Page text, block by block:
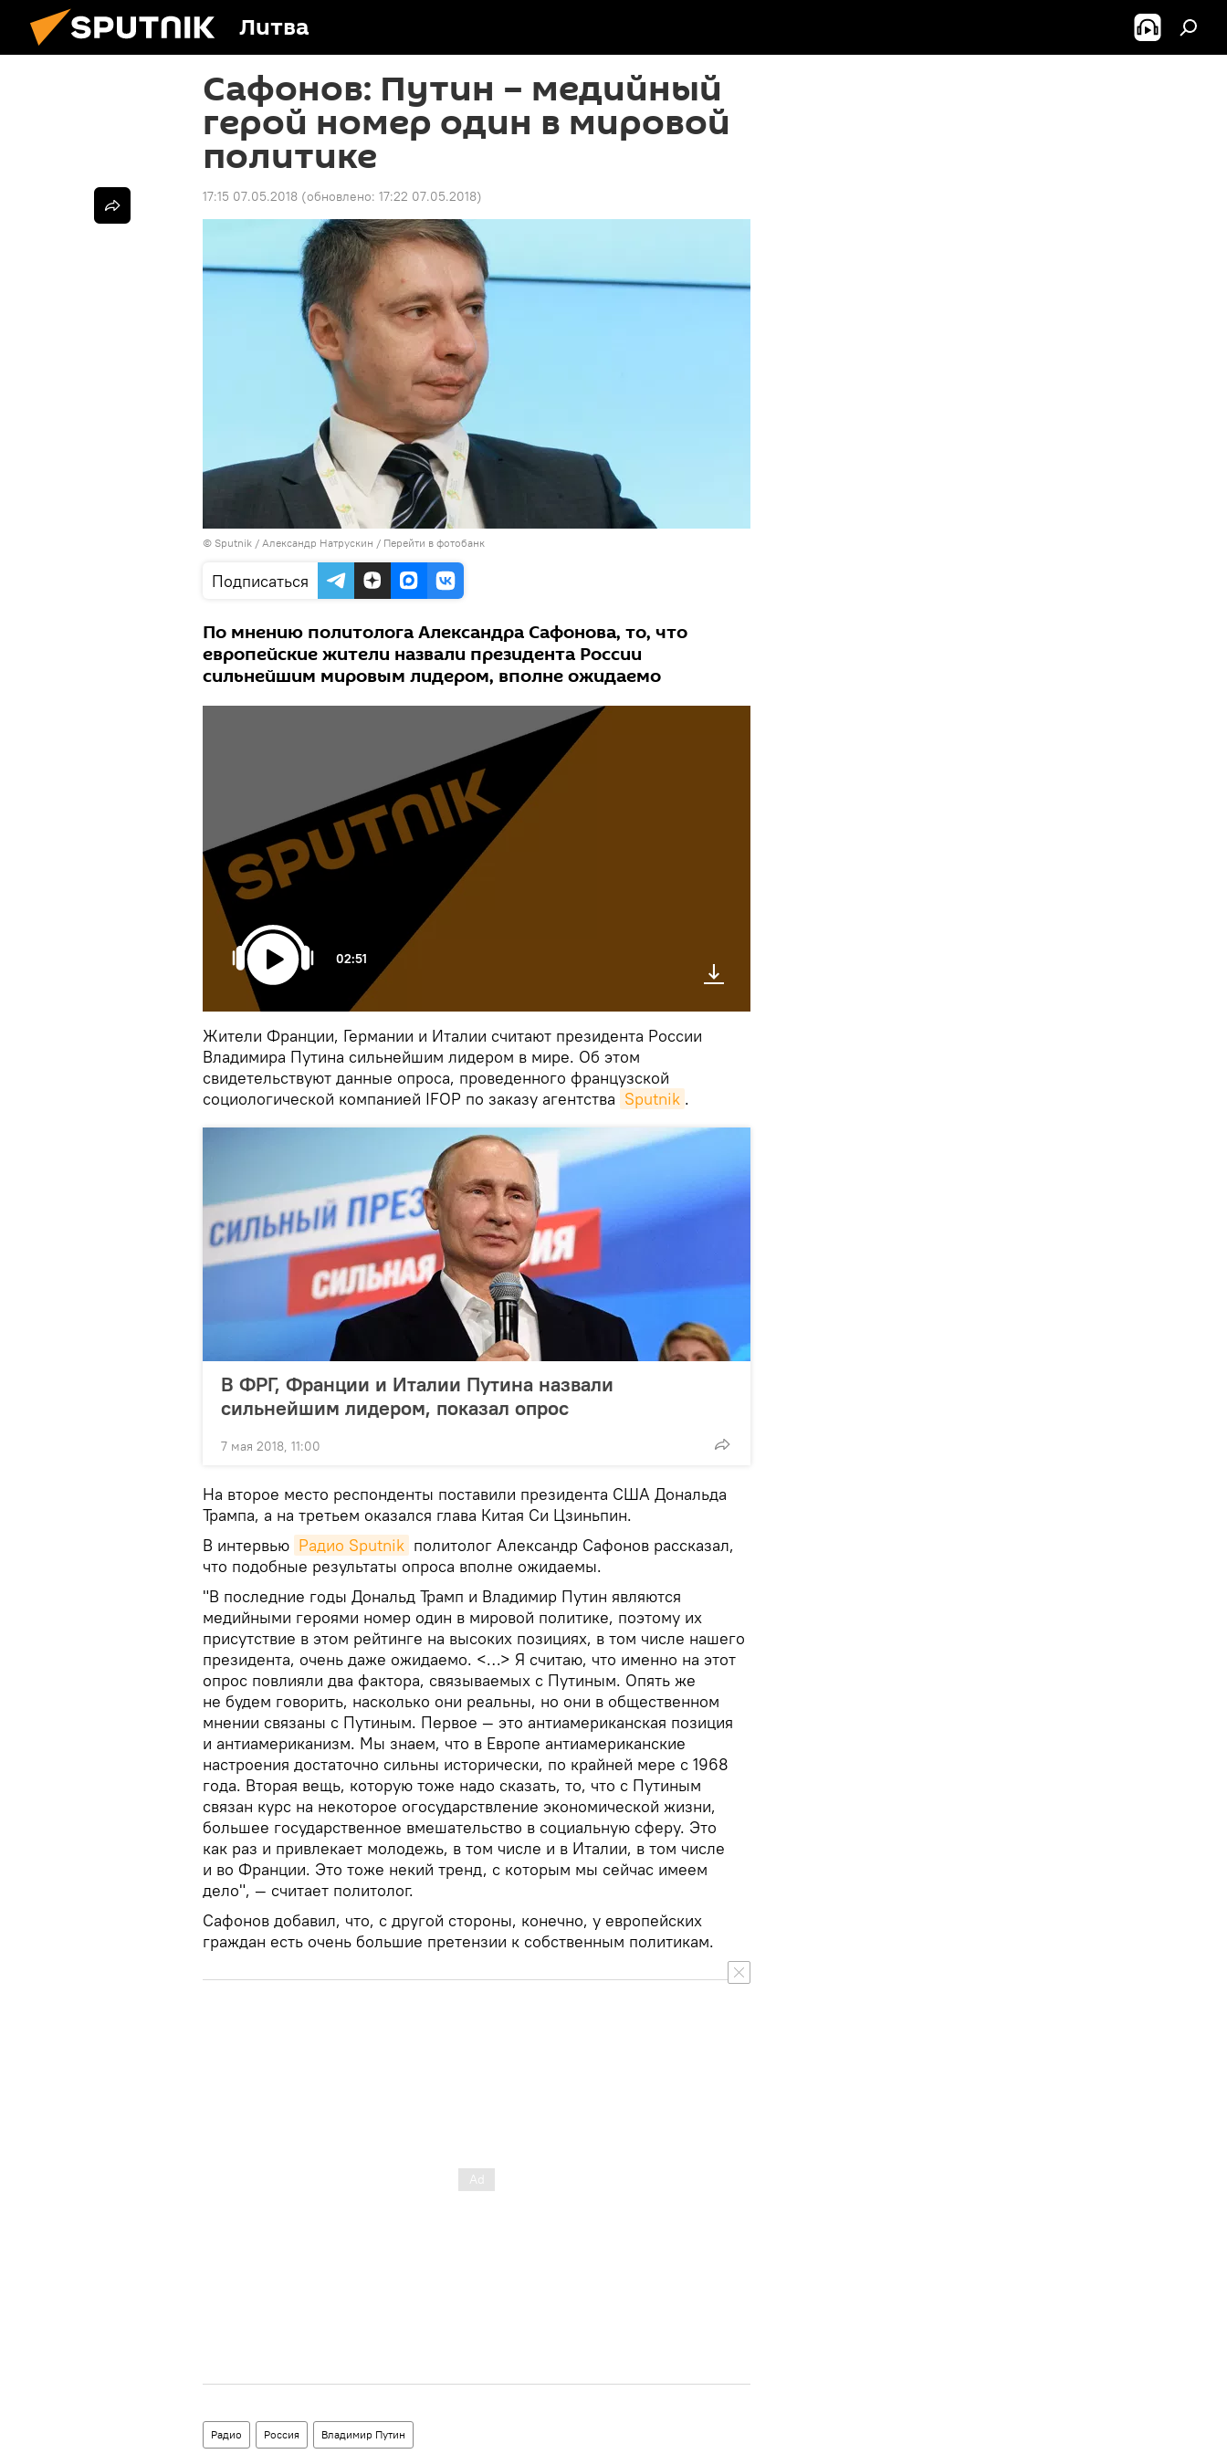
Литва
Сафонов: Путин – медийный
герой номер один в мировой
политике
17:15 07.05.2018 (обновлено: 17:22 07.05.2018)
© Sputnik / Александр Натрускин / Перейти в фотобанк
Подписаться
По мнению политолога Александра Сафонова, то, что
европейские жители назвали президента России
сильнейшим мировым лидером, вполне ожидаемо
02:51
Жители Франции, Германии и Италии считают президента России
Владимира Путина сильнейшим лидером в мире. Об этом
свидетельствуют данные опроса, проведенного французской
социологической компанией IFOP по заказу агентства Sputnik .
В ФРГ, Франции и Италии Путина назвали
сильнейшим лидером, показал опрос
7 мая 2018, 11:00
На второе место респонденты поставили президента США Дональда
Трампа, а на третьем оказался глава Китая Си Цзиньпин.
В интервью Радио Sputnik политолог Александр Сафонов рассказал,
что подобные результаты опроса вполне ожидаемы.
"В последние годы Дональд Трамп и Владимир Путин являются
медийными героями номер один в мировой политике, поэтому их
присутствие в этом рейтинге на высоких позициях, в том числе нашего
президента, очень даже ожидаемо. <…> Я считаю, что именно на этот
опрос повлияли два фактора, связываемых с Путиным. Опять же
не будем говорить, насколько они реальны, но они в общественном
мнении связаны с Путиным. Первое — это антиамериканская позиция
и антиамериканизм. Мы знаем, что в Европе антиамериканские
настроения достаточно сильны исторически, по крайней мере с 1968
года. Вторая вещь, которую тоже надо сказать, то, что с Путиным
связан курс на некоторое огосударствление экономической жизни,
большее государственное вмешательство в социальную сферу. Это
как раз и привлекает молодежь, в том числе и в Италии, в том числе
и во Франции. Это тоже некий тренд, с которым мы сейчас имеем
дело", — считает политолог.
Сафонов добавил, что, с другой стороны, конечно, у европейских
граждан есть очень большие претензии к собственным политикам.
Радио Россия Владимир Путин